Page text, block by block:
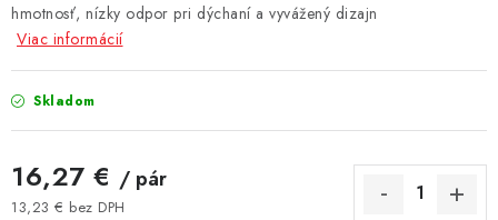
hmotnosť, nízky odpor pri dýchaní a vyvážený dizajn
Viac informácií
Skladom
16,27 € / pár
13,23 € bez DPH